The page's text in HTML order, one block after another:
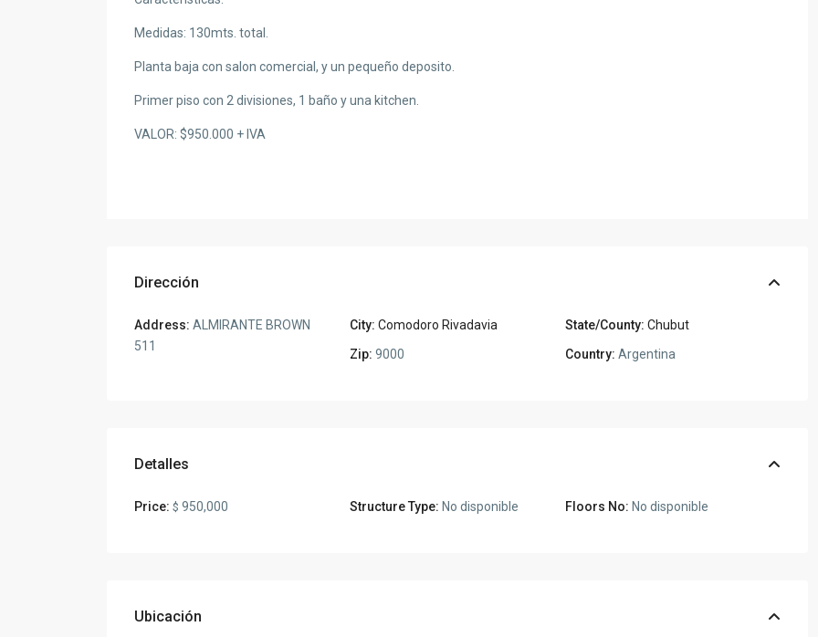
Medidas: 130mts. total.
Planta baja con salon comercial, y un pequeño deposito.
Primer piso con 2 divisiones, 1 baño y una kitchen.
VALOR: $950.000 + IVA
Dirección
Address: ALMIRANTE BROWN
511
City: Comodoro Rivadavia State/County: Chubut
Zip: 9000 Country: Argentina
Detalles
Price: $ 950,000 Structure Type: No disponible Floors No: No disponible
Ubicación